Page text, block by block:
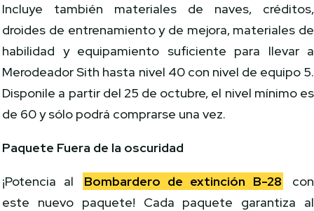
Incluye también materiales de naves, créditos,
droides de entrenamiento y de mejora, materiales de
habilidad y equipamiento suficiente para llevar a
Merodeador Sith hasta nivel 40 con nivel de equipo 5.
Disponile a partir del 25 de octubre, el nivel mínimo es
de 60 y sólo podrá comprarse una vez.
Paquete Fuera de la oscuridad
¡Potencia al Bombardero de extinción B-28
con
este nuevo paquete! Cada paquete garantiza al